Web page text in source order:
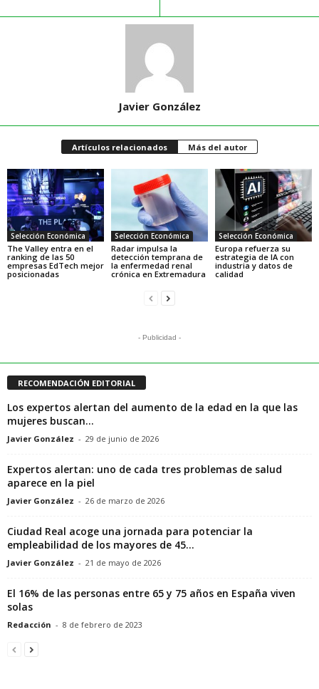
Javier González
Artículos relacionados Más del autor
Selección Económica
The Valley entra en el
ranking de las 50
empresas EdTech mejor
posicionadas
Selección Económica
Radar impulsa la
detección temprana de
la enfermedad renal
crónica en Extremadura
Selección Económica
Europa refuerza su
estrategia de IA con
industria y datos de
calidad
- Publicidad -
RECOMENDACIÓN EDITORIAL
Los expertos alertan del aumento de la edad en la que las
mujeres buscan...
Javier González - 29 de junio de 2026
Expertos alertan: uno de cada tres problemas de salud
aparece en la piel
Javier González - 26 de marzo de 2026
Ciudad Real acoge una jornada para potenciar la
empleabilidad de los mayores de 45...
Javier González - 21 de mayo de 2026
El 16% de las personas entre 65 y 75 años en España viven
solas
Redacción - 8 de febrero de 2023